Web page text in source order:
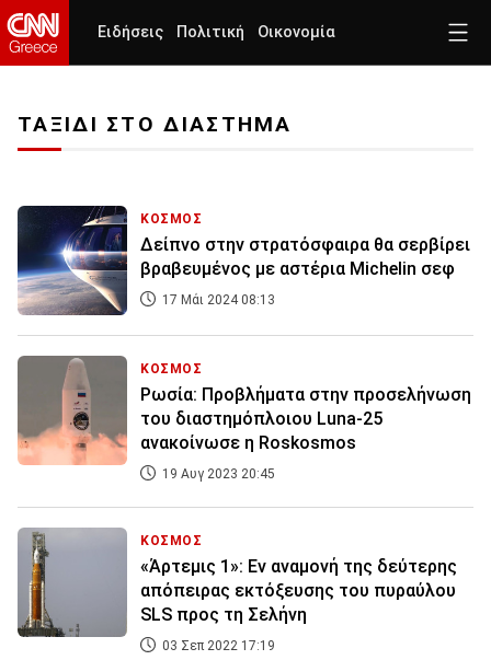
Ειδήσεις Πολιτική Οικονομία
ΤΑΞΙΔΙ ΣΤΟ ΔΙΑΣΤΗΜΑ
ΚΟΣΜΟΣ
Δείπνο στην στρατόσφαιρα θα σερβίρει
βραβευμένος με αστέρια Michelin σεφ
17 Μάι 2024 08:13
ΚΟΣΜΟΣ
Ρωσία: Προβλήματα στην προσελήνωση
του διαστημόπλοιου Luna-25
ανακοίνωσε η Roskosmos
19 Αυγ 2023 20:45
ΚΟΣΜΟΣ
«Άρτεμις 1»: Εν αναμονή της δεύτερης
απόπειρας εκτόξευσης του πυραύλου
SLS προς τη Σελήνη
03 Σεπ 2022 17:19